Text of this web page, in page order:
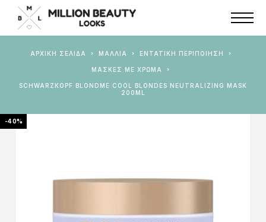
ΑΡΧΙΚΉ ΣΕΛΊΔΑ ΜΑΛΛΙΑ ΕΝΤΑΤΙΚΉ ΠΕΡΙΠΟΊΗΣΗ
ΜΆΣΚΕΣ ΜΕ ΧΡΏΜΑ
SCHWARZKOPF BLONDME COOL BLONDES NEUTRALIZING MASK
200ML
-40%